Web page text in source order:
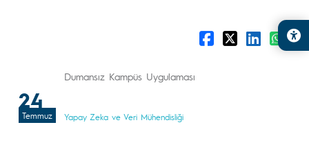
24
Temmuz
Dumansız Kampüs Uygulaması
Yapay Zeka ve Veri Mühendisliği